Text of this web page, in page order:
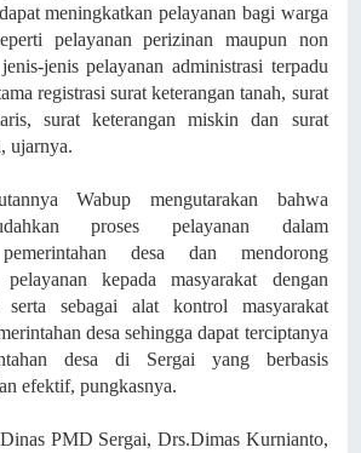
meningkatkan pelayanan bagi warga
pelayanan perizinan maupun non
jenis pelayanan administrasi terpadu
registrasi surat keterangan tanah, surat
surat keterangan miskin dan surat
ujarnya.
Wabup mengutarakan bahwa
proses pelayanan dalam
pemerintahan desa dan mendorong
pelayanan kepada masyarakat dengan
sebagai alat kontrol masyarakat
desa sehingga dapat terciptanya
desa di Sergai yang berbasis
efektif, pungkasnya.
PMD Sergai, Drs.Dimas Kurnianto,